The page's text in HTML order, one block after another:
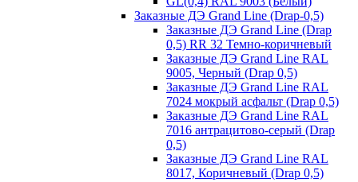
Заказные ДЭ Grand Line (Drap-0,5)
Заказные ДЭ Grand Line (Drap
0,5) RR 32 Темно-коричневый
Заказные ДЭ Grand Line RAL
9005, Черный (Drap 0,5)
Заказные ДЭ Grand Line RAL
7024 мокрый асфальт (Drap 0,5)
Заказные ДЭ Grand Line RAL
7016 антрацитово-серый (Drap
0,5)
Заказные ДЭ Grand Line RAL
8017, Коричневый (Drap 0,5)